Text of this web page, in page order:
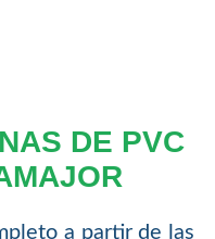
DE PVC
a partir de las